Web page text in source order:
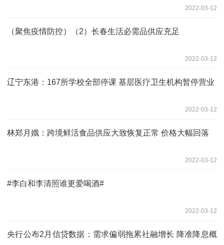
2022-03-12
（聚焦疫情防控）（2）长春生活必需品供应充足
2022-03-12
辽宁东港：167所学校全部停课 基层医疗卫生机构暂停营业
2022-03-12
林郑月娥：跨境鲜活食品供应大致恢复正常 价格大幅回落
2022-03-12
#李白和李清照谁更爱喝酒#
2022-03-12
央行公布2月信贷数据：需求偏弱拖累社融增长 降准降息概